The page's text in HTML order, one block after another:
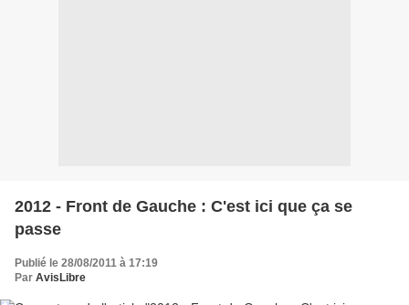
2012 - Front de Gauche : C'est ici que ça se
passe
Publié le 28/08/2011 à 17:19
Par AvisLibre